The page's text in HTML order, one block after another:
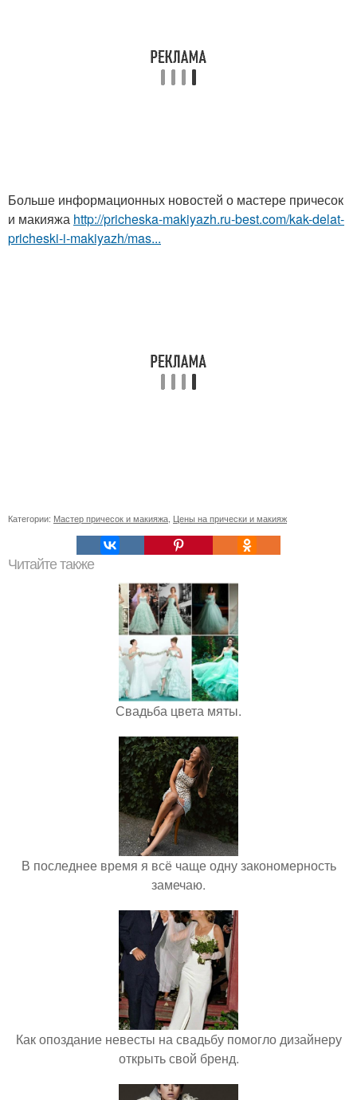
Больше информационных новостей о мастере причесок
и макияжа http://pricheska-makiyazh.ru-best.com/kak-delat-
pricheski-i-makiyazh/mas...
Категории: Мастер причесок и макияжа Цены на прически и макияж
Читайте также
Свадьба цвета мяты.
В последнее время я всё чаще одну закономерность
замечаю.
Как опоздание невесты на свадьбу помогло дизайнеру
открыть свой бренд.